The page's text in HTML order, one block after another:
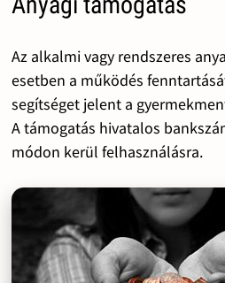
Az alkalmi vagy rendszeres
esetben a működés
segítséget jelent a
A támogatás hivatalos
módon kerül felhasználásra.